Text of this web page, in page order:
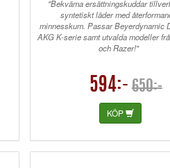
"Bekväma ersättningskuddar
syntetiskt läder med
minnesskum. Passar Beyerdynamic
AKG K-serie samt utvalda modeller
och Razer!"
594:- 650:-
KÖP